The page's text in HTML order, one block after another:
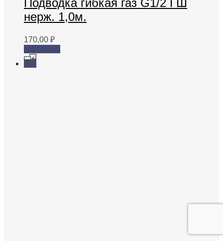
Подводка гибкая газ G1/2 ГШ
нерж. 1,0м.
170,00 ₽